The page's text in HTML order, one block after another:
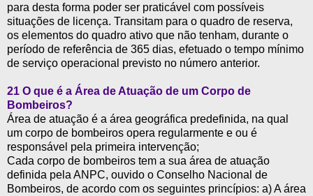
para desta forma poder ser praticável com possíveis
situações de licença. Transitam para o quadro de reserva,
os elementos do quadro ativo que não tenham, durante o
período de referência de 365 dias, efetuado o tempo mínimo
de serviço operacional previsto no número anterior.
21 O que é a Área de Atuação de um Corpo de
Bombeiros?
Área de atuação é a área geográfica predefinida, na qual
um corpo de bombeiros opera regularmente e ou é
responsável pela primeira intervenção;
Cada corpo de bombeiros tem a sua área de atuação
definida pela ANPC, ouvido o Conselho Nacional de
Bombeiros, de acordo com os seguintes princípios: a) A área